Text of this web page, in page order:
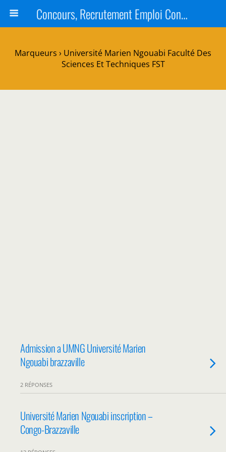
Concours, Recrutement Emploi Congo 2024, Épreuves, Bourse
Marqueurs › Université Marien Ngouabi Faculté Des
Sciences Et Techniques FST
Admission a UMNG Université Marien
Ngouabi brazzaville
2 RÉPONSES
Université Marien Ngouabi inscription –
Congo-Brazzaville